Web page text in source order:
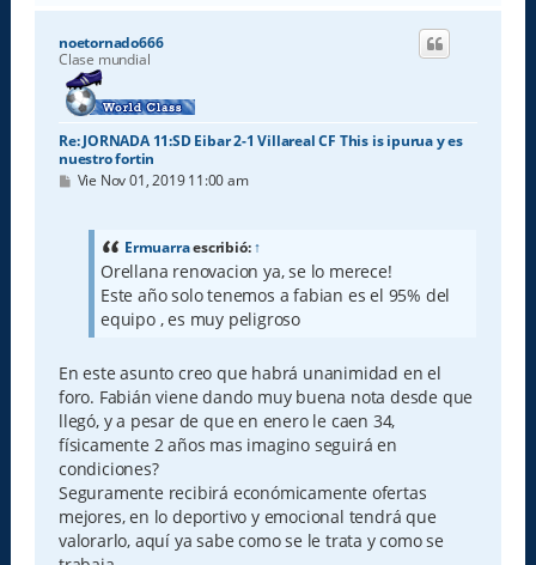
r
noetornado666
Clase mundial
Re: JORNADA 11:SD Eibar 2-1 Villareal CF This is ipurua y es
nuestro fortin
M
Vie Nov 01, 2019 11:00 am
Ermuarraescribió:↑
Orellana renovacion ya, se lo merece!
Este año solo tenemos a fabian es el 95% del
equipo , es muy peligroso
En este asunto creo que habrá unanimidad en el
foro. Fabián viene dando muy buena nota desde que
llegó, y a pesar de que en enero le caen 34,
físicamente 2 años mas imagino seguirá en
condiciones?
Seguramente recibirá económicamente ofertas
mejores, en lo deportivo y emocional tendrá que
valorarlo, aquí ya sabe como se le trata y como se